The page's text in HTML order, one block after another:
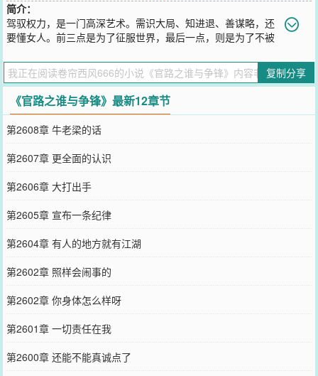
简介：
驾驭权力，是一门高深艺术。需识大局、知进退、善谋略，还
要懂女人。前三点是为了征服世界，最后一点，则是为了不被
您要是觉得《官路之谁与争锋》还不错的话请不要忘记向您QQ群和微
博微信里的朋友推荐哦！
复制分享
《官路之谁与争锋》最新12章节
第2608章 牛老梁的话
第2607章 更全面的认识
第2606章 大打出手
第2605章 宣布一条纪律
第2604章 有人的地方就有江湖
第2602章 照样会闹事的
第2602章 你身体怎么样呀
第2601章 一切责任在我
第2600章 还能不能真诚点了